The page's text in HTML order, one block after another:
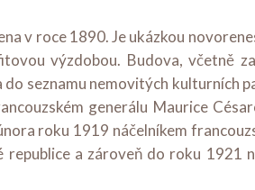
v roce 1890. Je ukázkou
výzdobou. Budova, včetně
seznamu nemovitých kulturních
generálu Maurice
roku 1919 náčelníkem
republice a zároveň do roku 1921